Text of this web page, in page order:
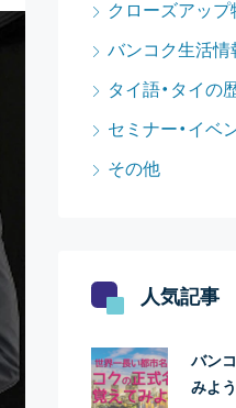
クローズアップ
バンコク生活情
タイ語・タイの
セミナー・イベ
その他
人気記事
バン
みよう